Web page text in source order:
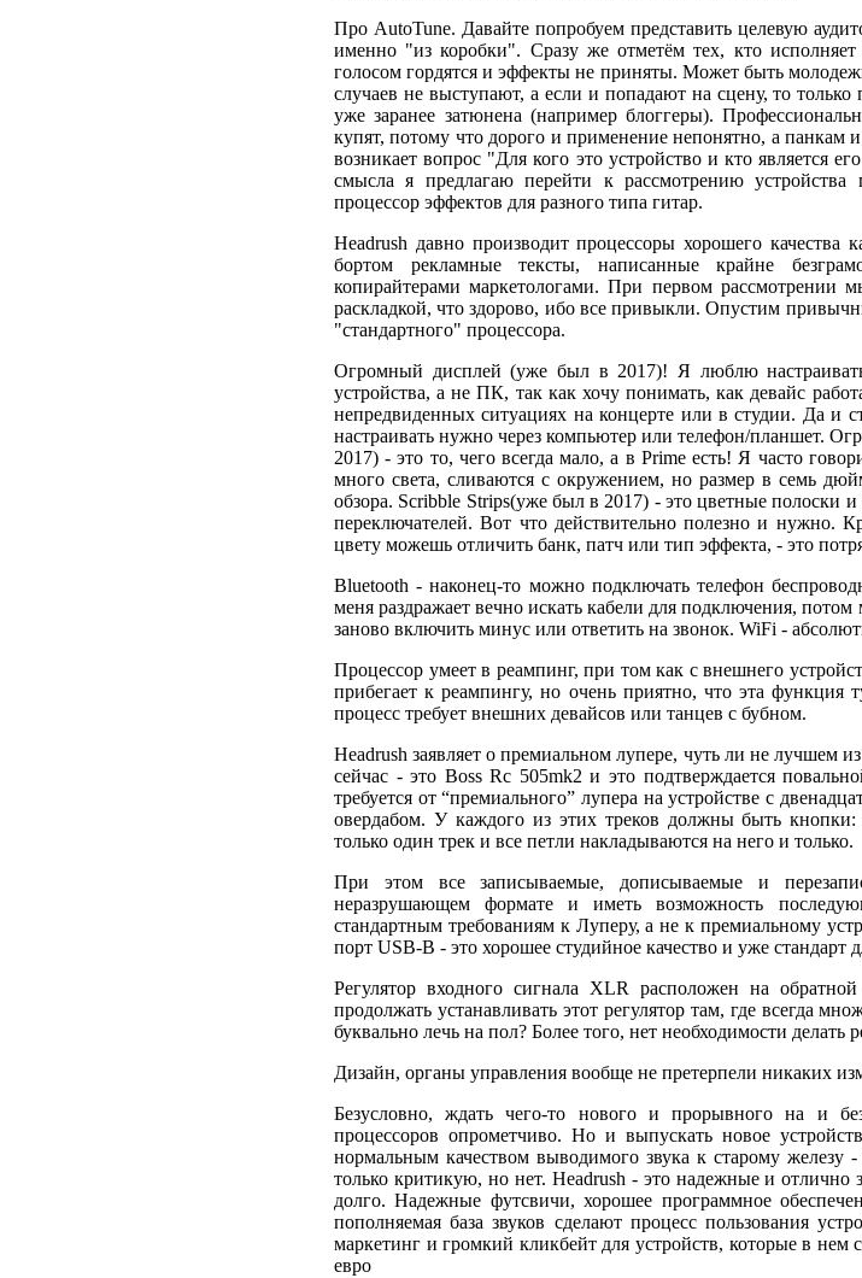
Про AutoTune. Давайте попробуем представить целевую
именно "из коробки". Сразу же отметём тех, кто
голосом гордятся и эффекты не приняты. Может быть
случаев не выступают, а если и попадают на сцену, то
уже заранее затюнена (например блоггеры).
купят, потому что дорого и применение непонятно, а панкам
возникает вопрос "Для кого это устройство и кто является
смысла я предлагаю перейти к рассмотрению
процессор эффектов для разного типа гитар.
Headrush давно производит процессоры хорошего
бортом рекламные тексты, написанные крайне
копирайтерами маркетологами. При первом рассмотрении
раскладкой, что здорово, ибо все привыкли. Опустим
"стандартного" процессора.
Огромный дисплей (уже был в 2017)! Я люблю настраивать
устройства, а не ПК, так как хочу понимать, как девайс
непредвиденных ситуациях на концерте или в студии. Да и
настраивать нужно через компьютер или телефон/планшет.
2017) - это то, чего всегда мало, а в Prime есть! Я часто
много света, сливаются с окружением, но размер в семь
обзора. Scribble Strips(уже был в 2017) - это цветные полоски
переключателей. Вот что действительно полезно и нужно.
цвету можешь отличить банк, патч или тип эффекта, - это
Bluetooth - наконец-то можно подключать телефон
меня раздражает вечно искать кабели для подключения,
заново включить минус или ответить на звонок. WiFi -
Процессор умеет в реампинг, при том как с внешнего
прибегает к реампингу, но очень приятно, что эта функция
процесс требует внешних девайсов или танцев с бубном.
Headrush заявляет о премиальном лупере, чуть ли не
сейчас - это Boss Rc 505mk2 и это подтверждается
требуется от “премиального” лупера на устройстве с
овердабом. У каждого из этих треков должны быть кнопки:
только один трек и все петли накладываются на него и только.
При этом все записываемые, дописываемые и
неразрушающем формате и иметь возможность
стандартным требованиям к Луперу, а не к премиальному
порт USB-B - это хорошее студийное качество и уже стандарт
Регулятор входного сигнала XLR расположен на
продолжать устанавливать этот регулятор там, где всегда
буквально лечь на пол? Более того, нет необходимости делать
Дизайн, органы управления вообще не претерпели никаких
Безусловно, ждать чего-то нового и прорывного на и
процессоров опрометчиво. Но и выпускать новое
нормальным качеством выводимого звука к старому железу
только критикую, но нет. Headrush - это надежные и отлично
долго. Надежные футсвичи, хорошее программное
пополняемая база звуков сделают процесс пользования
маркетинг и громкий кликбейт для устройств, которые в
евро